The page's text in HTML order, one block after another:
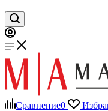
Сравнение0